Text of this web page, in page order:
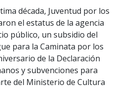
década, Juventud por los
el estatus de la agencia
público, un subsidio del
para la Caminata por los
de la Declaración
y subvenciones para
del Ministerio de Cultura